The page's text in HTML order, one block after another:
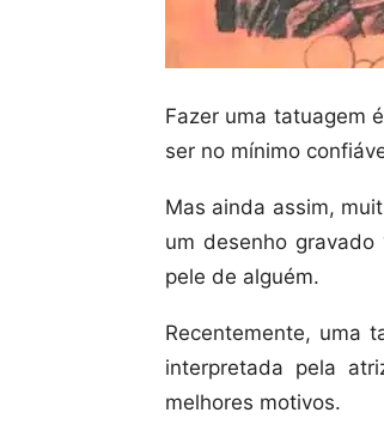
Fazer uma tatuagem
ser no mínimo
Mas ainda assim,
um desenho gravado
pele de alguém.
Recentemente, uma
interpretada pela
melhores motivos.